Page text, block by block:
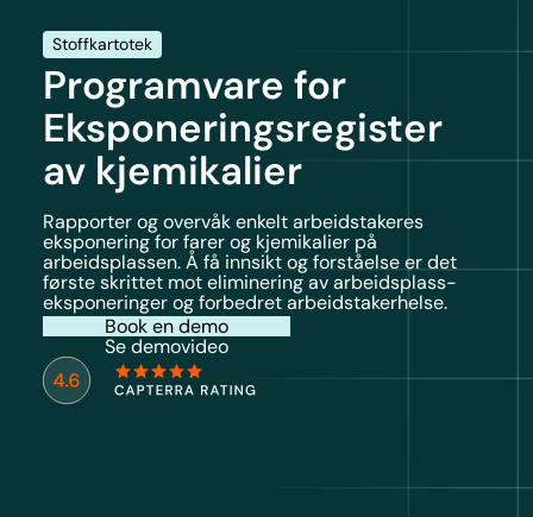
Stoffkartotek
Programvare for
Eksponeringsregister
av kjemikalier
Rapporter og overvåk enkelt arbeidstakeres
eksponering for farer og kjemikalier på
arbeidsplassen. Å få innsikt og forståelse er det
første skrittet mot eliminering av arbeidsplass-
eksponeringer og forbedret arbeidstakerhelse.
Book en demo
Se demovideo